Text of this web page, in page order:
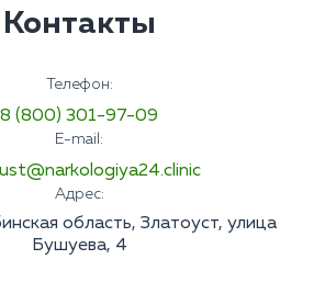
Контакты
Телефон:
8 (800) 301-97-09
E-mail:
Адрес:
область, Златоуст, улица
Бушуева, 4